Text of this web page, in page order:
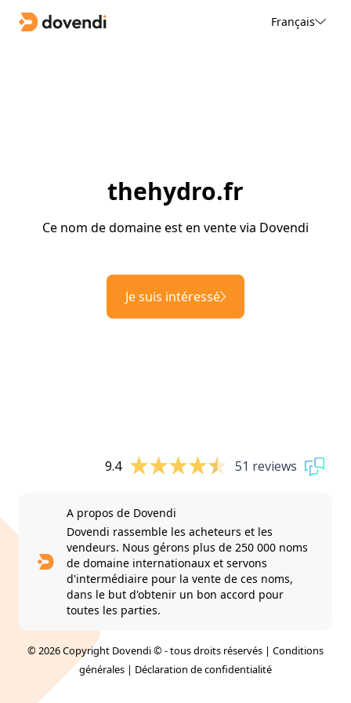
Français
thehydro.fr
Ce nom de domaine est en vente via Dovendi
Je suis intéressé
9.4 51 reviews
A propos de Dovendi
Dovendi rassemble les acheteurs et les
vendeurs. Nous gérons plus de 250 000 noms
de domaine internationaux et servons
d'intermédiaire pour la vente de ces noms,
dans le but d'obtenir un bon accord pour
toutes les parties.
© 2026 Copyright Dovendi © - tous droits réservés | Conditions
générales | Déclaration de confidentialité